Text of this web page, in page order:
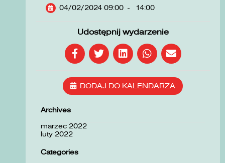
04/02/2024 09:00 - 14:00
Udostępnij wydarzenie
DODAJ DO KALENDARZA
Archives
marzec 2022
luty 2022
Categories